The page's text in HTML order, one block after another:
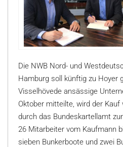
Die NWB Nord- und
Hamburg soll künftig zu Hoyer
Visselhövede ansässige
Oktober mitteilte, wird der
durch das Bundeskartellamt
26 Mitarbeiter vom Kaufmann
sieben Bunkerboote und zwei